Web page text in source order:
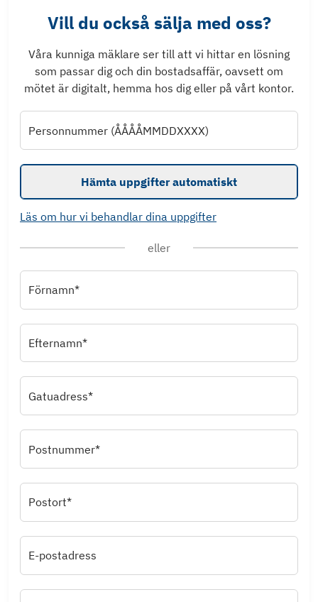
Vill du också sälja med oss?
Våra kunniga mäklare ser till att vi hittar en lösning
som passar dig och din bostadsaffär, oavsett om
mötet är digitalt, hemma hos dig eller på vårt kontor.
Personnummer (ÅÅÅÅMMDDXXXX)
Hämta uppgifter automatiskt
Läs om hur vi behandlar dina uppgifter
eller
Förnamn*
Efternamn*
Gatuadress*
Postnummer*
Postort*
E-postadress